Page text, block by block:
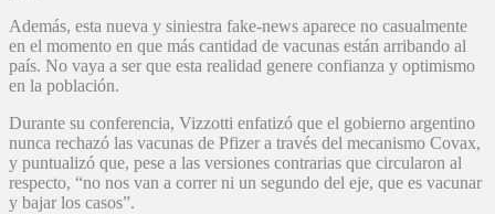
Además, esta nueva y siniestra fake-news aparece no casualmente
en el momento en que más cantidad de vacunas están arribando al
país. No vaya a ser que esta realidad genere confianza y optimismo
en la población.
Durante su conferencia, Vizzotti enfatizó que el gobierno argentino
nunca rechazó las vacunas de Pfizer a través del mecanismo Covax,
y puntualizó que, pese a las versiones contrarias que circularon al
respecto, “no nos van a correr ni un segundo del eje, que es vacunar
y bajar los casos”.